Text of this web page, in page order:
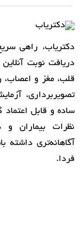
دکتریاب، راهی
دریافت نوبت
قلب، مغز و
تصویربرداری،
ساده و قابل
نظرات بیماران و
آگاهانه‌تری داشته
فردا.